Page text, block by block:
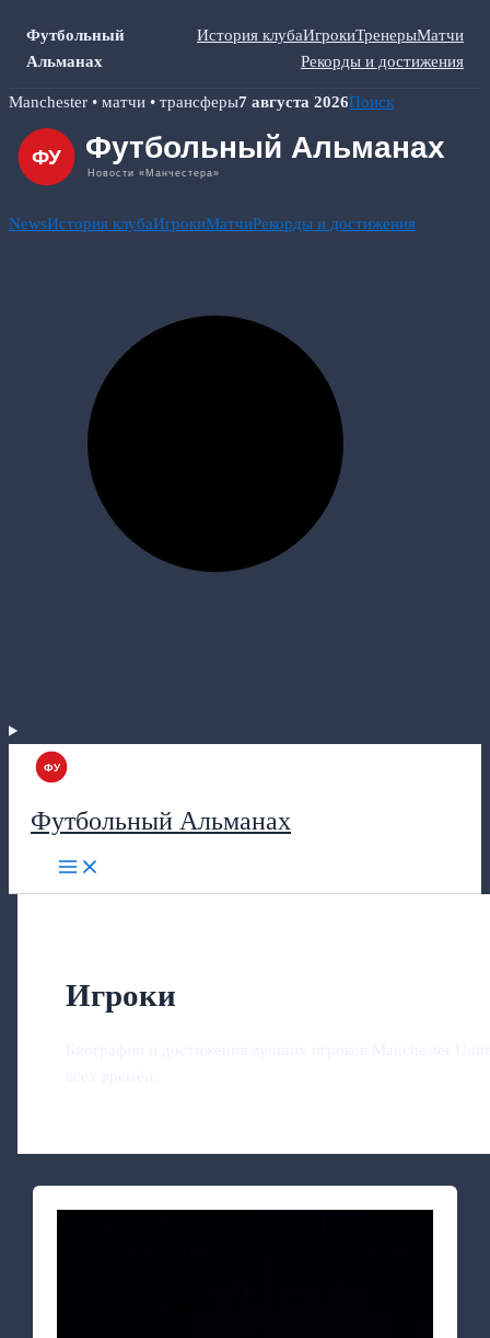
Футбольный
Альманах
История клубаИгрокиТренерыМатчи
Рекорды и достижения
Skip
content
Manchester • матчи • трансферы7 августа 2026Поиск
NewsИстория клубаИгрокиМатчиРекорды и достижения
Футбольный Альманах
Игроки